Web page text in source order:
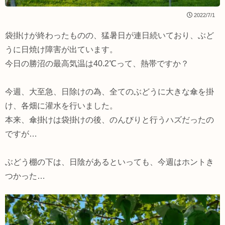
2022/7/1
袋掛けが終わったものの、猛暑日が連日続いており、ぶど
うに日焼け障害が出ています。
今日の勝沼の最高気温は40.2℃って、熱帯ですか？
今週、大至急、日除けの為、全てのぶどうに大きな傘を掛
け、各畑に灌水を行いました。
本来、傘掛けは袋掛けの後、のんびりと行うハズだったの
ですが…
ぶどう棚の下は、日陰があるといっても、今週はホントき
つかった…